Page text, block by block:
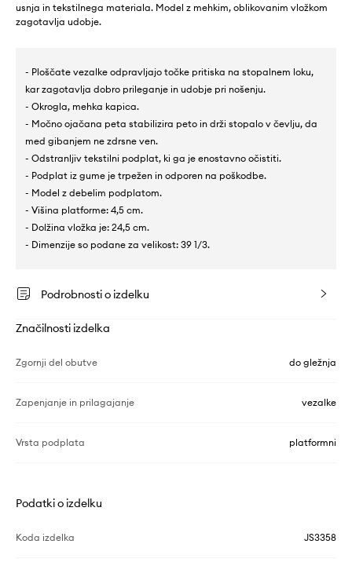
usnja in tekstilnega materiala. Model z mehkim, oblikovanim vložkom
zagotavlja udobje.
- Ploščate vezalke odpravljajo točke pritiska na stopalnem loku,
kar zagotavlja dobro prileganje in udobje pri nošenju.
- Okrogla, mehka kapica.
- Močno ojačana peta stabilizira peto in drži stopalo v čevlju, da
med gibanjem ne zdrsne ven.
- Odstranljiv tekstilni podplat, ki ga je enostavno očistiti.
- Podplat iz gume je trpežen in odporen na poškodbe.
- Model z debelim podplatom.
- Višina platforme: 4,5 cm.
- Dolžina vložka je: 24,5 cm.
- Dimenzije so podane za velikost: 39 1/3.
Podrobnosti o izdelku
Značilnosti izdelka
Zgornji del obutve do gležnja
Zapenjanje in prilagajanje vezalke
Vrsta podplata platformni
Podatki o izdelku
Koda izdelka JS3358